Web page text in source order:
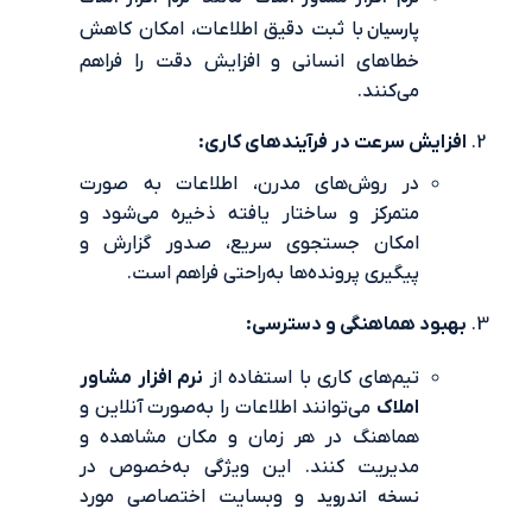
با ثبت دقیق اطلاعات، امکان کاهش
خطاهای انسانی و افزایش دقت را فراهم
سرعت در فرآیندهای کاری:
در روش‌های مدرن، اطلاعات به صورت
متمرکز و ساختار یافته ذخیره می‌شود و
امکان جستجوی سریع، صدور گزارش و
پیگیری پرونده‌ها به‌راحتی فراهم است.
هماهنگی و دسترسی:
تیم‌های کاری با استفاده از نرم افزار مشاور
می‌توانند اطلاعات را به‌صورت آنلاین و
هماهنگ در هر زمان و مکان مشاهده و
مدیریت کنند. این ویژگی به‌خصوص در
نسخه اندرویدو وبسایت اختصاصی مورد